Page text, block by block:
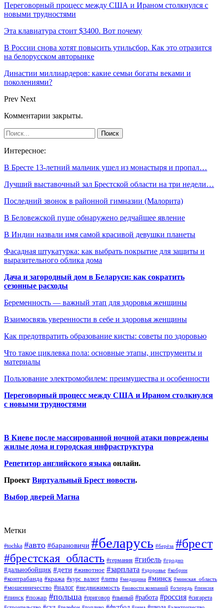
Переговорный процесс между США и Ираном столкнулся с
новыми трудностями
Эта клавиатура стоит $3400. Вот почему
В России снова хотят повысить утильсбор. Как это отразится
на белорусском авторынке
Династии миллиардеров: какие семьи богаты веками и
поколениями?
Prev Next
Комментарии закрыты.
Интересное:
В Бресте 13-летний мальчик ушел из монастыря и пропал…
Лучший выставочный зал Брестской области на три недели…
Последний звонок в районной гимназии (Малорита)
В Беловежской пуще обнаружено редчайшее явление
В Индии назвали имя самой красивой девушки планеты
Фасадная штукатурка: как выбрать покрытие для защиты и
выразительного облика дома
Дача и загородный дом в Беларуси: как сократить
сезонные расходы
Беременность — важный этап для здоровья женщины
Взаимосвязь уверенности в себе и здоровья женщины
Как предотвратить образование кисты: советы по здоровью
Что такое циклевка пола: основные этапы, инструменты и
материалы
Пользование электромобилем: преимущества и особенности
Переговорный процесс между США и Ираном столкнулся
с новыми трудностями
В Киеве после массированной ночной атаки повреждены
жилые дома и городская инфраструктура
Репетитор английского языка онлайн.
Проект Виртуальный Брест новости.
Выбор дверей Магна
Метки
#tochka #авто #барановичи #беларусь #берёза #брест
#брестская_область #германия #гибель #гродно
#дальнобойщик #дети #животное #зарплата #здоровье #кобрин
#контрабанда #кража #курс_валют #литва #медицина #минск #минская_область
#мошенничество #налог #недвижимость #новости компаний #очередь #пенсия
#пинск #пожар #польша #приговор #пьяный #работа #россия #сигарета